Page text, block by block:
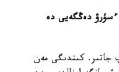
ءسۇرۋ دەڭگەيى دە
جاتىر. كىندىگى مەن